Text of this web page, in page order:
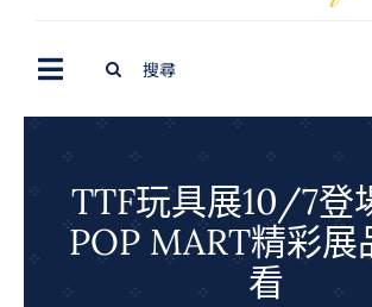
Toggle
Navigation
TTF玩具展10/7登
POP MART精彩展
看